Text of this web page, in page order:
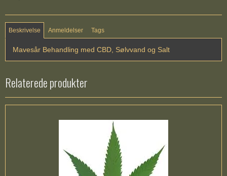
Beskrivelse Anmeldelser Tags
Mavesår Behandling med CBD, Sølvvand og Salt
Relaterede produkter